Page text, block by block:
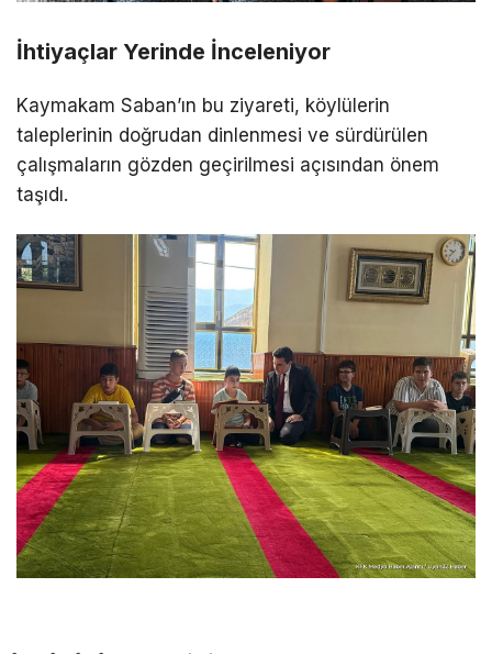
İhtiyaçlar Yerinde İnceleniyor
Kaymakam Saban’ın bu ziyareti, köylülerin
taleplerinin doğrudan dinlenmesi ve sürdürülen
çalışmaların gözden geçirilmesi açısından önem
taşıdı.